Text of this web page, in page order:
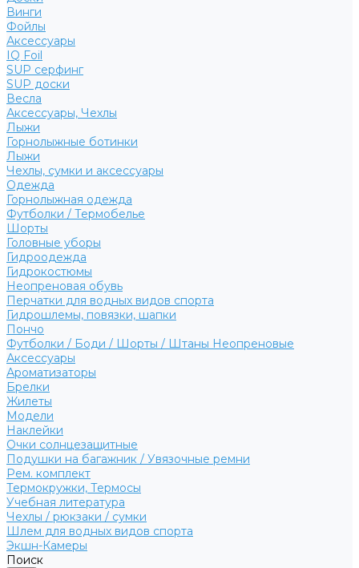
Винги
Фойлы
Аксессуары
IQ Foil
SUP серфинг
SUP доски
Весла
Аксессуары, Чехлы
Лыжи
Горнолыжные ботинки
Лыжи
Чехлы, сумки и аксессуары
Одежда
Горнолыжная одежда
Футболки / Термобелье
Шорты
Головные уборы
Гидроодежда
Гидрокостюмы
Неопреновая обувь
Перчатки для водных видов спорта
Гидрошлемы, повязки, шапки
Пончо
Футболки / Боди / Шорты / Штаны Неопреновые
Аксессуары
Ароматизаторы
Брелки
Жилеты
Модели
Наклейки
Очки солнцезащитные
Подушки на багажник / Увязочные ремни
Рем. комплект
Термокружки, Термосы
Учебная литература
Чехлы / рюкзаки / сумки
Шлем для водных видов спорта
Экшн-Камеры
Поиск